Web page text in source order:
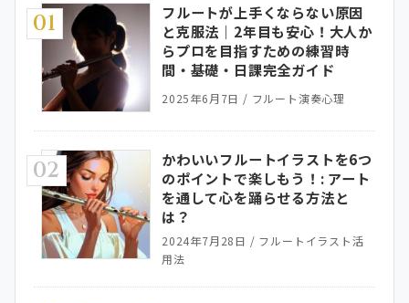
01
フルートが上手くならない原因
と克服法｜2年目も安心！大人か
らプロを目指すための練習時
間・基礎・日課完全ガイド
2025年6月7日 / フルート演奏心理
02
かわいいフルートイラストを6つ
のポイントで楽しもう！: アート
を通して心を踊らせる方法と
は？
2024年7月28日 / フルートイラスト活
用法